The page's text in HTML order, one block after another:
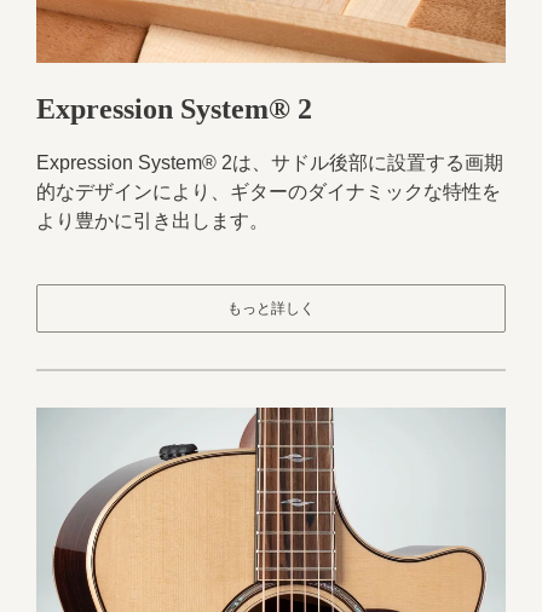
Expression System® 2
Expression System® 2は、サドル後部に設置する画期
的なデザインにより、ギターのダイナミックな特性を
より豊かに引き出します。
もっと詳しく